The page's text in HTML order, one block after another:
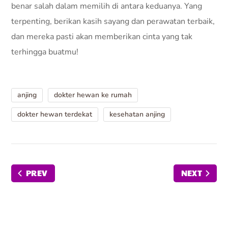
benar salah dalam memilih di antara keduanya. Yang
terpenting, berikan kasih sayang dan perawatan terbaik,
dan mereka pasti akan memberikan cinta yang tak
terhingga buatmu!
anjing
dokter hewan ke rumah
dokter hewan terdekat
kesehatan anjing
PREV NEXT